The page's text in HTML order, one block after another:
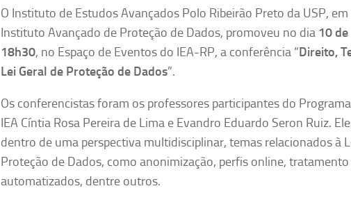
O Instituto de Estudos Avançados Polo Ribeirão Preto da USP,
Instituto Avançado de Proteção de Dados, promoveu no dia 10
18h30, no Espaço de Eventos do IEA-RP, a conferência “Direito,
Lei Geral de Proteção de Dados”.
Os conferencistas foram os professores participantes do
IEA Cíntia Rosa Pereira de Lima e Evandro Eduardo Seron Ruiz.
dentro de uma perspectiva multidisciplinar, temas relacionados à
Proteção de Dados, como anonimização, perfis online,
automatizados, dentre outros.